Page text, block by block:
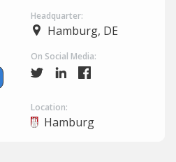
Headquarter:
Hamburg, DE
On Social Media:
Location:
Hamburg